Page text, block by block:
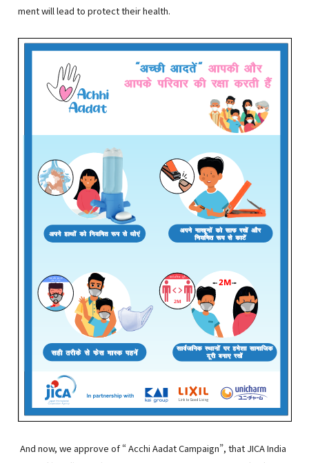
ment will lead to protect their health.
And now, we approve of “ Acchi Aadat Campaign”, that JICA India